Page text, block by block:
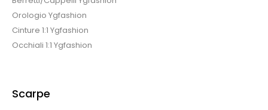
Orologio Ygfashion
Cinture 1:1 Ygfashion
Occhiali 1:1 Ygfashion
Scarpe